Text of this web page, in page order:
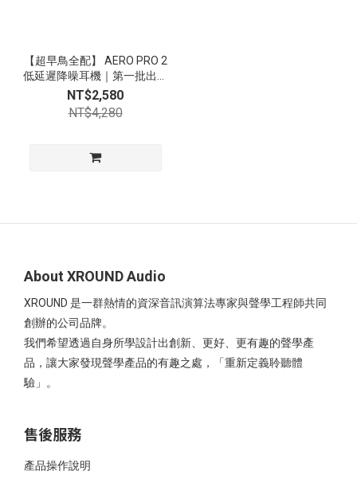
【超早鳥全配】 AERO PRO 2
低延遲降噪耳機｜第一批出貨
｜限時 72 hr
NT$2,580
NT$4,280
About XROUND Audio
XROUND 是一群熱情的資深音訊演算法專家與聲學工程師共同
創辦的公司品牌。
我們希望透過自身所學設計出創新、更好、更有趣的聲學產
品，讓大家發現聲學產品的有趣之處，「重新定義聆聽體
驗」。
售後服務
產品操作說明